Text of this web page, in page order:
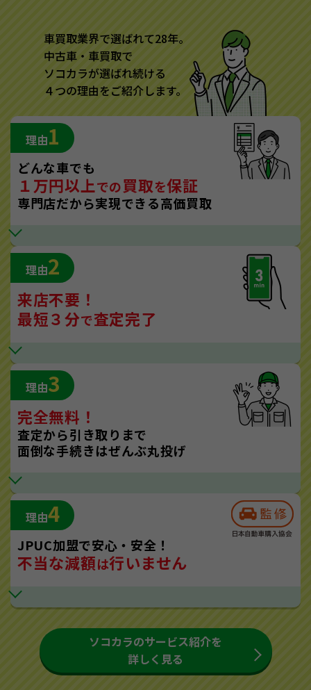
車買取業界で選ばれて28年。
中古車・車買取で
ソコカラが選ばれ続ける
４つの理由をご紹介します。
理由1
どんな車でも
１万円以上での買取を保証
専門店だから実現できる高価買取
理由2
来店不要！
最短３分で査定完了
理由3
完全無料！
査定から引き取りまで
面倒な手続きはぜんぶ丸投げ
理由4
JPUC加盟で安心・安全！
不当な減額は行いません
ソコカラのサービス紹介を
詳しく見る